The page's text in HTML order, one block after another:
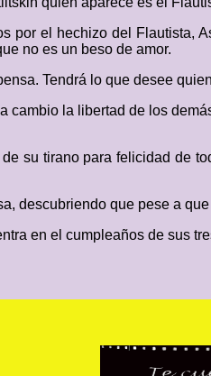
por el hechizo del Flautista,
no es un beso de amor.
Tendrá lo que desee
cambio la libertad de los
su tirano para felicidad de
descubriendo que pese a
en el cumpleaños de sus